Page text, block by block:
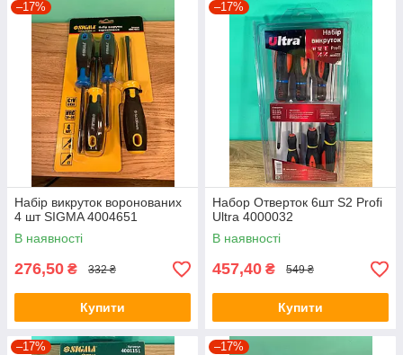
–17%
Набір викруток воронованих
4 шт SIGMA 4004651
В наявності
276,50 ₴ 332 ₴
Купити
–17%
Набор Отверток 6шт S2 Profi
Ultra 4000032
В наявності
457,40 ₴ 549 ₴
Купити
–17% –17%